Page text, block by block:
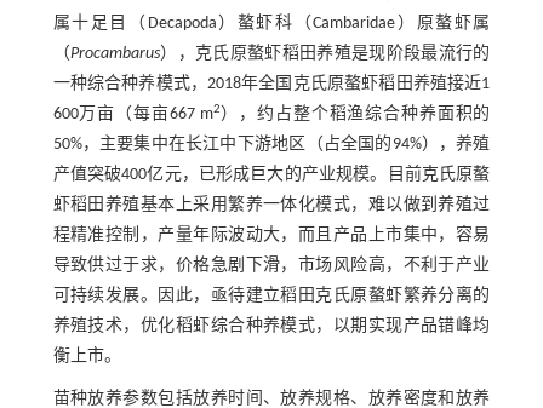
属十足目（Decapoda）螯虾科（Cambaridae）原螯虾属
（Procambarus），克氏原螯虾稻田养殖是现阶段最流行的
一种综合种养模式，2018年全国克氏原螯虾稻田养殖接近1
600万亩（每亩667 m2），约占整个稻渔综合种养面积的
50%，主要集中在长江中下游地区（占全国的94%），养殖
产值突破400亿元，已形成巨大的产业规模。目前克氏原螯
虾稻田养殖基本上采用繁养一体化模式，难以做到养殖过
程精准控制，产量年际波动大，而且产品上市集中，容易
导致供过于求，价格急剧下滑，市场风险高，不利于产业
可持续发展。因此，亟待建立稻田克氏原螯虾繁养分离的
养殖技术，优化稻虾综合种养模式，以期实现产品错峰均
衡上市。
苗种放养参数包括放养时间、放养规格、放养密度和放养